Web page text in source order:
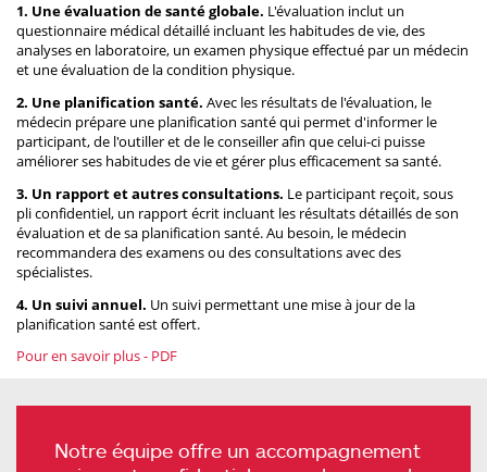
1. Une évaluation de santé globale. L'évaluation inclut un
questionnaire médical détaillé incluant les habitudes de vie, des
analyses en laboratoire, un examen physique effectué par un médecin
et une évaluation de la condition physique.
2. Une planification santé. Avec les résultats de l'évaluation, le
médecin prépare une planification santé qui permet d'informer le
participant, de l'outiller et de le conseiller afin que celui-ci puisse
améliorer ses habitudes de vie et gérer plus efficacement sa santé.
3. Un rapport et autres consultations. Le participant reçoit, sous
pli confidentiel, un rapport écrit incluant les résultats détaillés de son
évaluation et de sa planification santé. Au besoin, le médecin
recommandera des examens ou des consultations avec des
spécialistes.
4. Un suivi annuel. Un suivi permettant une mise à jour de la
planification santé est offert.
Pour en savoir plus - PDF
Notre équipe offre un accompagnement